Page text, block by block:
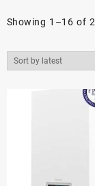
Showing 1–16 of